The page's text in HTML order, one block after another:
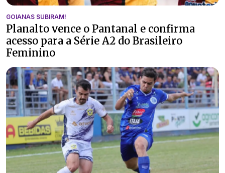
GOIANAS SUBIRAM!
Planalto vence o Pantanal e confirma
acesso para a Série A2 do Brasileiro
Feminino